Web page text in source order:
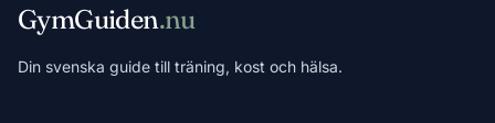
GymGuiden.nu
Din svenska guide till träning, kost och hälsa.